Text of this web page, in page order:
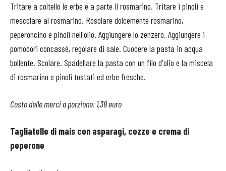
Tritare a coltello le erbe e a parte il rosmarino. Tritare i pinoli e
mescolare al rosmarino. Rosolare dolcemente rosmarino,
peperoncino e pinoli nell'olio. Aggiungere lo zenzero. Aggiungere i
pomodori concassé, regolare di sale. Cuocere la pasta in acqua
bollente. Scolare. Spadellare la pasta con un filo d'olio e la miscela
di rosmarino e pinoli tostati ed erbe fresche.
Costo delle merci a porzione: 1,38 euro
Tagliatelle di mais con asparagi, cozze e crema di
peperone